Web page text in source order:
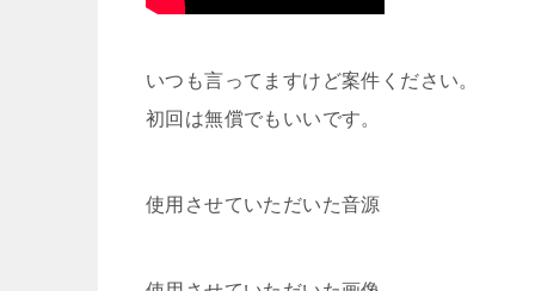
いつも言ってますけど案件ください。
初回は無償でもいいです。
使用させていただいた音源